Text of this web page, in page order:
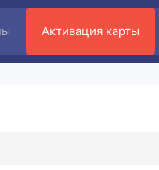
Активация карты